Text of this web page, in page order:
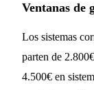
Ventanas de
Los sistemas
parten de
4.500€ en